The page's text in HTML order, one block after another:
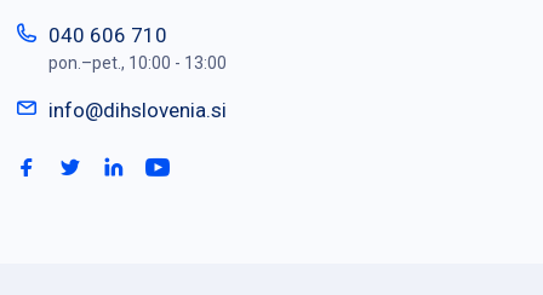
040 606 710
pon.–pet., 10:00 - 13:00
info@dihslovenia.si